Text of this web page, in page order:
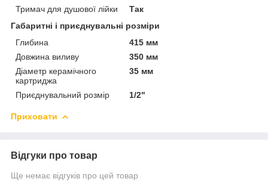
Тримач для душової лійки
Так
Габаритні і приєднувальні розміри
Глибина
415 мм
Довжина виливу
350 мм
Діаметр керамічного
картриджа
35 мм
Приєднувальний розмір 1/2"
Приховати
Відгуки про товар
Ще немає відгуків про цей товар